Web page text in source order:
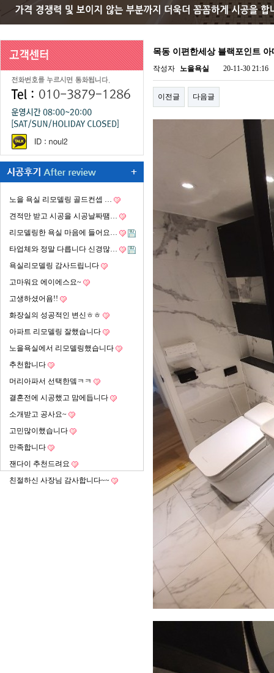
노을 욕실 리모델링 골드컨셉 …
견적만 받고 시공을 시공날짜땜…
리모델링한 욕실 마음에 들어요…
타업체와 정말 다릅니다 신경많…
욕실리모델링 감사드립니다
고마워요 에이에스요~
고생하셨어욤!!
화장실의 성공적인 변신ㅎㅎ
아파트 리모델링 잘했습니다
노을욕실에서 리모델링했습니다
추천합니다
머리아파서 선택한뎈ㅋㅋ
결혼전에 시공했고 맘에듭니다
소개받고 공사요~
고민많이했습니다
만족합니다
잰다이 추천드려요
친절하신 사장님 감사합니다~~
목동 이편한세상 블랙포인트
작성자 노을욕실 20-11-30 21:16
이전글 다음글